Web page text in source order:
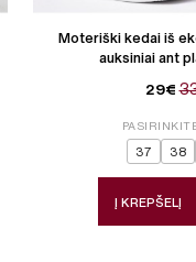
Moteriški kedai iš
auksiniai ant
29€
37 38
Į KREPŠELĮ